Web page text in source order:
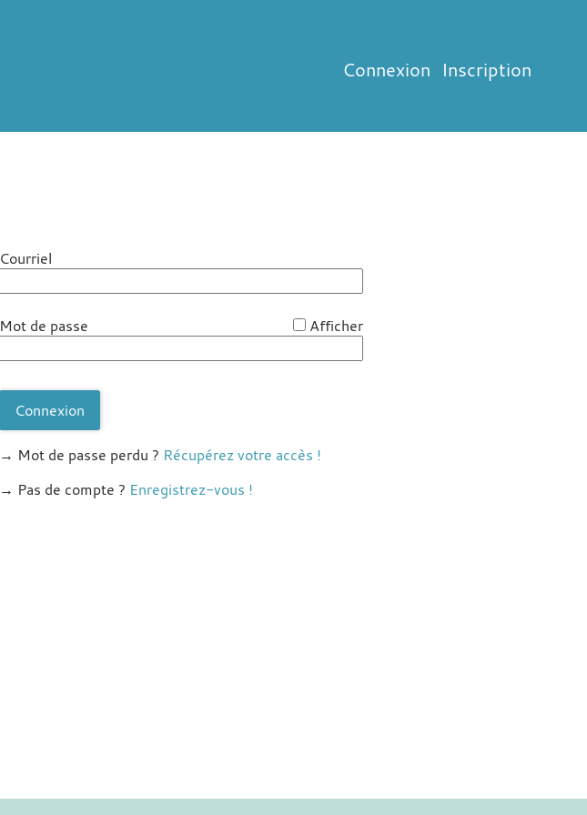
Connexion Inscription
Courriel
Mot de passe Afficher
Connexion
→ Mot de passe perdu ? Récupérez votre accès !
→ Pas de compte ? Enregistrez-vous !